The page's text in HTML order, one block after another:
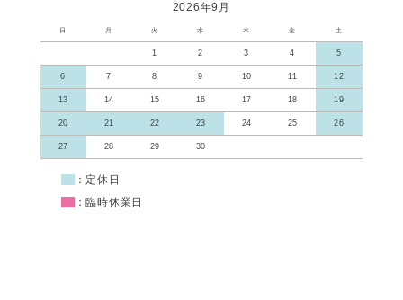
2026年9月
日 月 火 水 木 金 土
1 2 3 4 5
6 7 8 9 10 11 12
13 14 15 16 17 18 19
20 21 22 23 24 25 26
27 28 29 30
：定休日
：臨時休業日